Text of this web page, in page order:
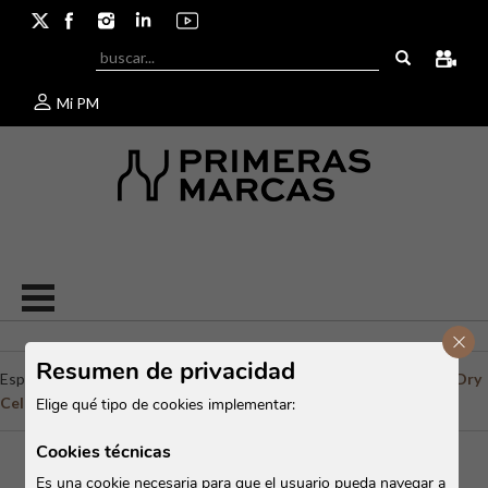
Mi PM
Espirituosos/Francia /Armagnac/Dartigalongue - Bas Armagnac
Dry
Cellar Armagnac
Resumen de privacidad
Elige qué tipo de cookies implementar:
Cookies técnicas
Es una cookie necesaria para que el usuario pueda navegar a